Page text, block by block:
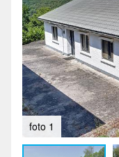
foto 1